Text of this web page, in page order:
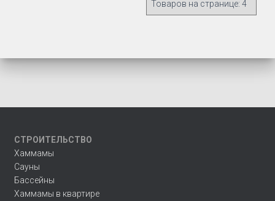
СТРОИТЕЛЬСТВО
Хаммамы
Сауны
Бассейны
Хаммамы в квартире